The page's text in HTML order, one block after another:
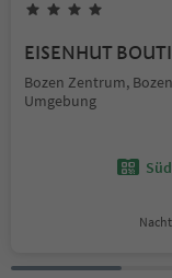
EISENHUT
Bozen Zentrum,
Umgebung